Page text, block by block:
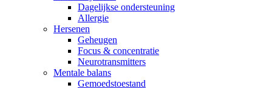
Dagelijkse ondersteuning
Allergie
Hersenen
Geheugen
Focus & concentratie
Neurotransmitters
Mentale balans
Gemoedstoestand